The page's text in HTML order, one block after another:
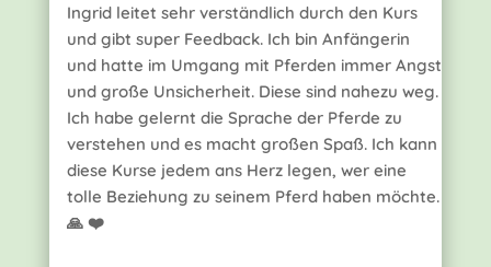
Ingrid leitet sehr verständlich durch den Kurs
und gibt super Feedback. Ich bin Anfängerin
und hatte im Umgang mit Pferden immer Angst
und große Unsicherheit. Diese sind nahezu weg.
Ich habe gelernt die Sprache der Pferde zu
verstehen und es macht großen Spaß. Ich kann
diese Kurse jedem ans Herz legen, wer eine
tolle Beziehung zu seinem Pferd haben möchte.
🙏 ❤️